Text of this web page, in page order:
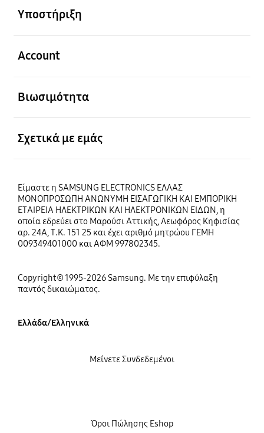
Υποστήριξη
Account
Βιωσιμότητα
Σχετικά με εμάς
Είμαστε η SAMSUNG ELECTRONICS ΕΛΛΑΣ
ΜΟΝΟΠΡΟΣΩΠΗ ΑΝΩΝΥΜΗ ΕΙΣΑΓΩΓΙΚΗ ΚΑΙ ΕΜΠΟΡΙΚΗ
ΕΤΑΙΡΕΙΑ ΗΛΕΚΤΡΙΚΩΝ ΚΑΙ ΗΛΕΚΤΡΟΝΙΚΩΝ ΕΙΔΩΝ, η
οποία εδρεύει στο Μαρούσι Αττικής, Λεωφόρος Κηφισίας
αρ. 24Α, Τ.Κ. 151 25 και έχει αριθμό μητρώου ΓΕΜΗ
009349401000 και ΑΦΜ 997802345.
Copyright© 1995-2026 Samsung. Με την επιφύλαξη
παντός δικαιώματος.
Ελλάδα/Ελληνικά
Όροι Πώλησης Eshop
Μείνετε Συνδεδεμένοι